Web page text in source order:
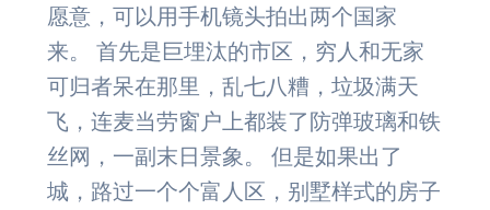
愿意，可以用手机镜头拍出两个国家
来。 首先是巨埋汰的市区，穷人和无家
可归者呆在那里，乱七八糟，垃圾满天
飞，连麦当劳窗户上都装了防弹玻璃和铁
丝网，一副末日景象。 但是如果出了
城，路过一个个富人区，别墅样式的房子